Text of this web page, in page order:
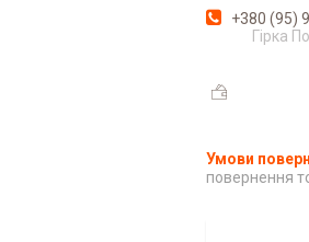
+380 (95)
Гірка
повернення